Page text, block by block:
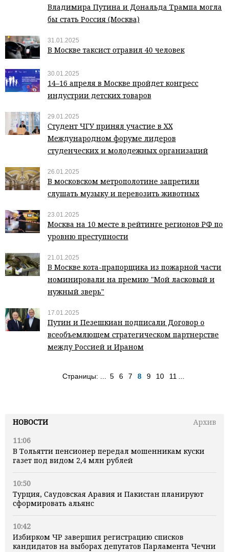
НОВОСТИ
Архив
11:06
В Тольятти пенсионер передал мошенникам куски
газет под видом 2,4 млн рублей
10:50
Турция, Саудовская Аравия и Пакистан планируют
сформировать альянс
10:42
Избирком ЧР завершил регистрацию списков
кандидатов на выборах депутатов Парламента Чечни
Владимира Путина и Дональда Трампа могла
бы стать Россия (Москва)
31.01.2025
В Москве таксист отравил 40 человек
30.01.2025
14–16 апреля в Москве пройдет конгресс
индустрии детских товаров
29.01.2025
Студент ЧГУ принял участие в XX
Международном форуме лидеров
студенческих и молодежных организаций
26.01.2025
В московском метрополотине запретили
слушать музыку и перевозить животных
23.01.2025
Москва на 10 месте в рейтинге регионов РФ по
уровню преступности
21.01.2025
В Москве кота-прапорщика из пожарной части
номинировали на премию "Мой ласковый и
нужный зверь"
17.01.2025
Путин и Пезешкиан подписали Договор о
всеобъемлющем стратегическом партнерстве
между Россией и Ираном
Страницы: ... 5 6 7 8 9 10 11 ...